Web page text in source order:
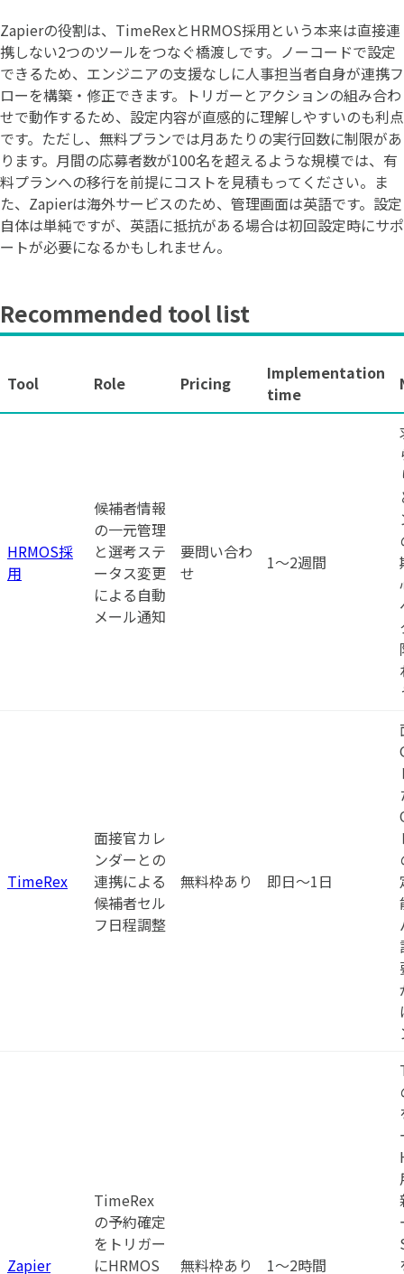
Zapierの役割は、TimeRexとHRMOS採用という本来は直接連
携しない2つのツールをつなぐ橋渡しです。ノーコードで設定
できるため、エンジニアの支援なしに人事担当者自身が連携フ
ローを構築・修正できます。トリガーとアクションの組み合わ
せで動作するため、設定内容が直感的に理解しやすいのも利点
です。ただし、無料プランでは月あたりの実行回数に制限があ
ります。月間の応募者数が100名を超えるような規模では、有
料プランへの移行を前提にコストを見積もってください。ま
た、Zapierは海外サービスのため、管理画面は英語です。設定
自体は単純ですが、英語に抵抗がある場合は初回設定時にサポ
ートが必要になるかもしれません。
Recommended tool list
Tool Role Pricing
Implementation
time
HRMOS採
用
候補者情報
の一元管理
と選考ステ
ータス変更
による自動
メール通知
要問い合わ
せ
1〜2週間
TimeRex
面接官カレ
ンダーとの
連携による
候補者セル
フ日程調整
無料枠あり 即日〜1日
Zapier
TimeRex
の予約確定
をトリガー
にHRMOS
無料枠あり 1〜2時間